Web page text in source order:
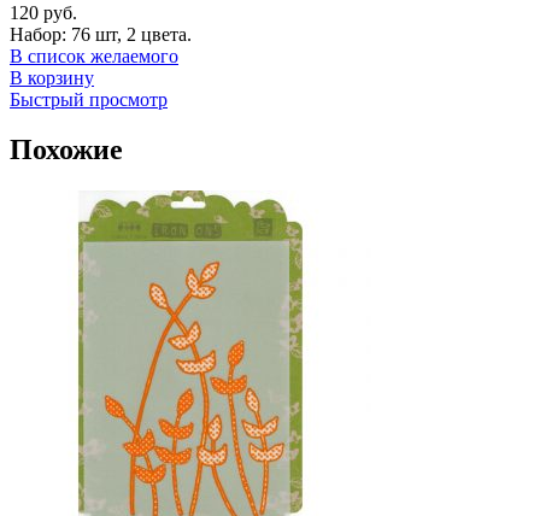
120 руб.
Набор: 76 шт, 2 цвета.
В список желаемого
В корзину
Быстрый просмотр
Похожие